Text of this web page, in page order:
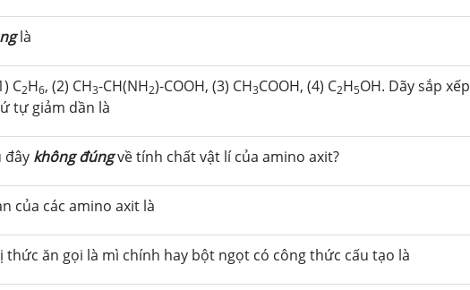
là
C2H6, (2) CH3-CH(NH2)-COOH, (3) CH3COOH, (4) C2H5OH. Dãy sắp xếp
tự giảm dần là
đây không đúngvề tính chất vật lí của amino axit?
của các amino axit là
thức ăn gọi là mì chính hay bột ngọt có công thức cấu tạo là